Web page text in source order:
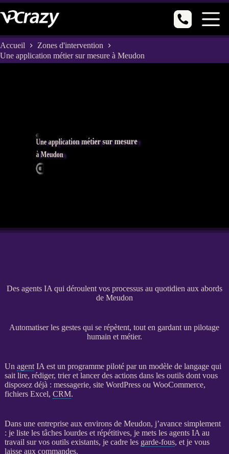
Passer
au
contenu
Accueil
Zones d'intervention
Une application métier sur mesure à Meudon
Une application métier sur mesure
à Meudon
Des agents IA qui déroulent vos processus au quotidien aux abords
de Meudon
Automatiser les gestes qui se répètent, tout en gardant un pilotage
humain et métier.
Un agent IA est un programme piloté par un modèle de langage qui
sait lire, rédiger, trier et lancer des actions dans les outils dont vous
disposez déjà : messagerie, site WordPressou WooCommerce,
fichiers Excel, CRM.
Dans une entreprise aux environs de Meudon, j’avance simplement
: je liste les tâches lourdes et répétitives, je mets les agents IA au
travail sur vos outils existants, je cadre les garde-fous, et je vous
laisse aux commandes.